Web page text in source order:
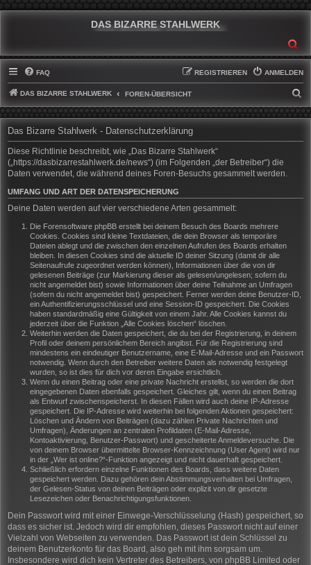
DAS BIZARRE STAHLWERK
FAQ ANMELDEN
REGISTRIEREN
DAS BIZARRE STAHLWERK FOREN-ÜBERSICHT
U
H
Das Bizarre Stahlwerk - Datenschutzerklärung
Diese Richtlinie beschreibt, wie „Das Bizarre Stahlwerk“
(„https://dasbizarrestahlwerk.de/news“) (im Folgenden „der Betreiber“) die
Daten verwendet, die während deines Foren-Besuchs gesammelt werden.
UMFANG UND ART DER DATENSPEICHERUNG
Deine Daten werden auf vier verschiedene Arten gesammelt:
Die Forensoftware phpBB erstellt bei deinem Besuch des Boards mehrere
Cookies. Cookies sind kleine Textdateien, die dein Browser als temporäre
Dateien ablegt und die zwischen den einzelnen Aufrufen des Boards erhalten
bleiben. In diesen Cookies sind die aktuelle ID deiner Sitzung (damit dir alle
Seitenaufrufe zugeordnet werden können), Informationen über die von dir
gelesenen Beiträge (zur Markierung dieser als gelesen/ungelesen; sofern du
nicht angemeldet bist) sowie Informationen über deine Teilnahme an Umfragen
(sofern du nicht angemeldet bist) gespeichert. Ferner werden deine Benutzer-ID,
ein Authentifizierungsschlüssel und eine Session-ID gespeichert. Die Cookies
haben standardmäßig eine Gültigkeit von einem Jahr. Alle Cookies kannst du
jederzeit über die Funktion „Alle Cookies löschen“ löschen.
Weiterhin werden die Daten gespeichert, die du bei der Registrierung, in deinem
Profil oder deinem persönlichem Bereich angibst. Für die Registrierung sind
mindestens ein eindeutiger Benutzername, eine E-Mail-Adresse und ein Passwort
notwendig. Wenn durch den Betreiber weitere Daten als notwendig festgelegt
wurden, so ist dies für dich vor deren Eingabe ersichtlich.
Wenn du einen Beitrag oder eine private Nachricht erstellst, so werden die dort
eingegebenen Daten ebenfalls gespeichert. Gleiches gilt, wenn du einen Beitrag
als Entwurf zwischenspeicherst. In diesen Fällen wird auch deine IP-Adresse
gespeichert. Die IP-Adresse wird weiterhin bei folgenden Aktionen gespeichert:
Löschen und Ändern von Beiträgen (dazu zählen Private Nachrichten und
Umfragen), Änderungen an zentralen Profildaten (E-Mail-Adresse,
Kontoaktivierung, Benutzer-Passwort) und gescheiterte Anmeldeversuche. Die
von deinem Browser übermittelte Browser-Kennzeichnung (User Agent) wird nur
in der „Wer ist online?“-Funktion angezeigt und nicht dauerhaft gespeichert.
Schließlich erfordern einzelne Funktionen des Boards, dass weitere Daten
gespeichert werden. Dazu gehören dein Abstimmungsverhalten bei Umfragen,
der Gelesen-Status von deinen Beiträgen oder explizit von dir gesetzte
Lesezeichen oder Benachrichtigungsfunktionen.
Dein Passwort wird mit einer Einwege-Verschlüsselung (Hash) gespeichert, so
dass es sicher ist. Jedoch wird dir empfohlen, dieses Passwort nicht auf einer
Vielzahl von Webseiten zu verwenden. Das Passwort ist dein Schlüssel zu
deinem Benutzerkonto für das Board, also geh mit ihm sorgsam um.
Insbesondere wird dich kein Vertreter des Betreibers, von phpBB Limited oder